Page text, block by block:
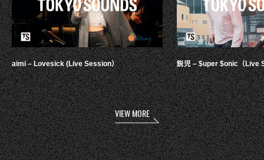
aimi – Lovesick (Live Session） 鋭児 – $uper $onic（Live
VIEW MORE